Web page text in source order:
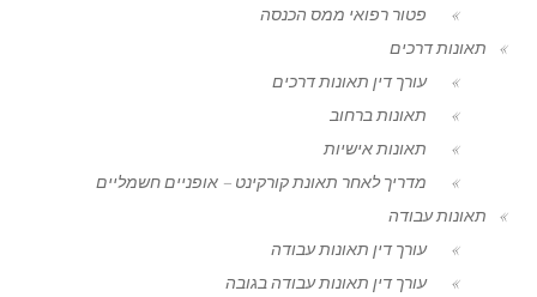
פטור רפואי ממס הכנסה
תאונות דרכים
עורך דין תאונות דרכים
תאונות ברחוב
תאונות אישיות
מדריך לאחר תאונת קורקינט – אופניים חשמליים
תאונות עבודה
עורך דין תאונות עבודה
עורך דין תאונות עבודה בגובה